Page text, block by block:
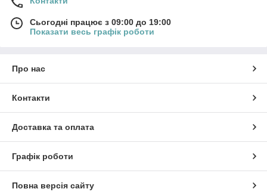
Сьогодні працює з 09:00 до 19:00
Показати весь графік роботи
Про нас
Контакти
Доставка та оплата
Графік роботи
Повна версія сайту